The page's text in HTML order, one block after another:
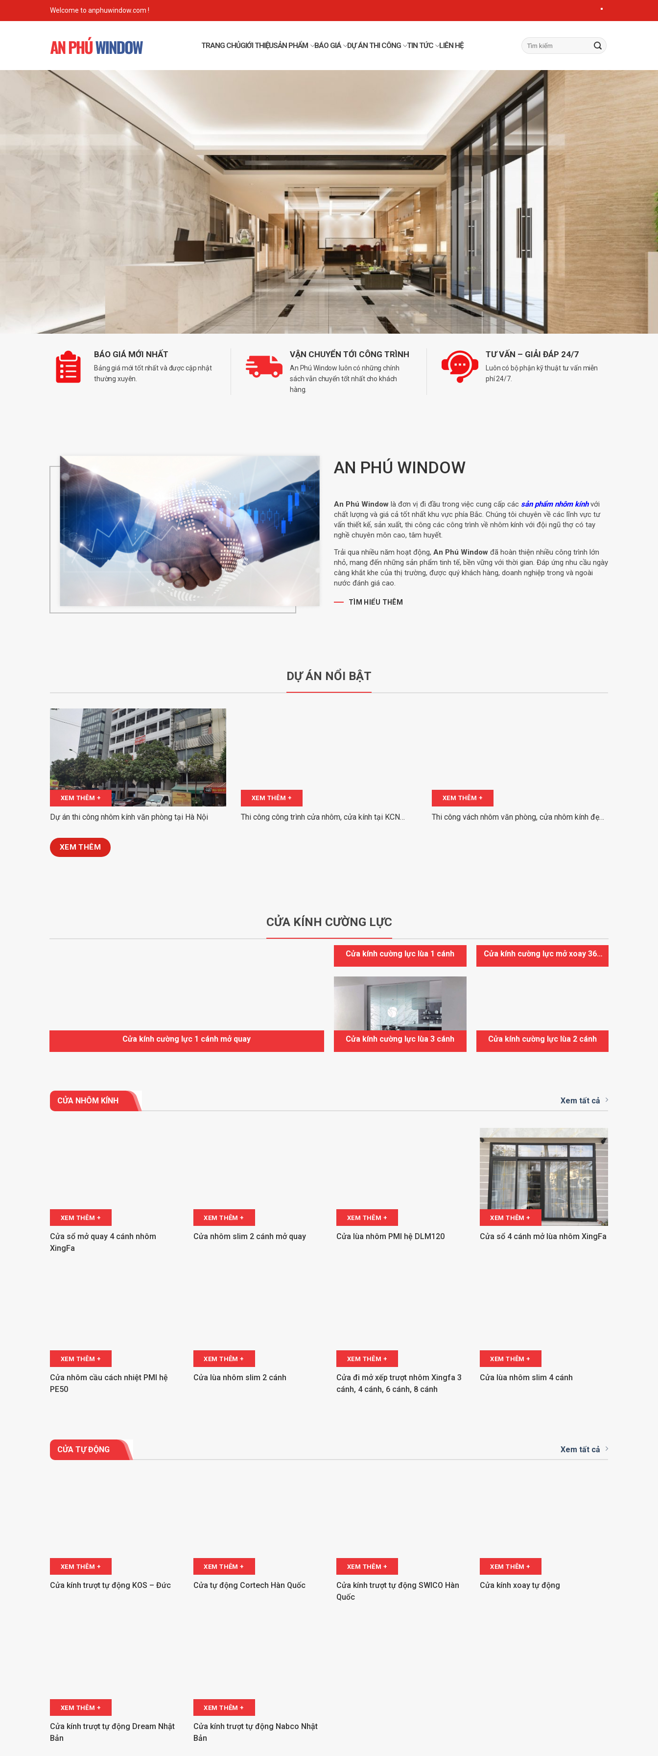
Welcome to anphuwindow.com !
TRANG CHỦGIỚI THIỆUSẢN PHẨM BÁO GIÁ DỰ ÁN THI CÔNG TIN TỨC LIÊN HỆ
BÁO GIÁ MỚI NHẤT
Bảng giá mới tốt nhất và được cập nhật
thường xuyên.
VẬN CHUYỂN TỚI CÔNG TRÌNH
An Phú Window luôn có những chính
sách vẫn chuyển tốt nhất cho khách
hàng.
TƯ VẤN – GIẢI ĐÁP 24/7
Luôn có bộ phận kỹ thuật tư vấn miễn
phí 24/7.
AN PHÚ WINDOW
An Phú Windowlà đơn vị đi đầu trong việc cung cấp các sản phẩm nhôm kính với
chất lượng và giá cả tốt nhất khu vực phía Bắc. Chúng tôi chuyên về các lĩnh vực tư
vấn thiết kế, sản xuất, thi công các công trình về nhôm kính với đội ngũ thợ có tay
nghề chuyên môn cao, tâm huyết.
Trải qua nhiều năm hoạt động, An Phú Windowđã hoàn thiện nhiều công trình lớn
nhỏ, mang đến những sản phẩm tinh tế, bền vững với thời gian. Đáp ứng nhu cầu ngày
càng khắt khe của thị trường, được quý khách hàng, doanh nghiệp trong và ngoài
nước đánh giá cao.
TÌM HIỂU THÊM
DỰ ÁN NỔI BẬT
Dự án thi công nhôm kính văn phòng tại Hà Nội
XEM THÊM +
Thi công công trình cửa nhôm, cửa kính tại KCN
XEM THÊM +
Thi công vách nhôm văn phòng, cửa nhôm kính đẹp
XEM THÊM +
XEM THÊM
CỬA KÍNH CƯỜNG LỰC
Cửa kính cường lực 1 cánh mở quay
Cửa kính cường lực lùa 1 cánh
Cửa kính cường lực mở xoay 360
Cửa kính cường lực lùa 3 cánh Cửa kính cường lực lùa 2 cánh
CỬA NHÔM KÍNH Xem tất cả
Cửa sổ mở quay 4 cánh nhôm
XingFa
XEM THÊM +
Cửa nhôm slim 2 cánh mở quay
XEM THÊM +
Cửa lùa nhôm PMI hệ DLM120
XEM THÊM +
Cửa sổ 4 cánh mở lùa nhôm XingFa
XEM THÊM +
Cửa nhôm cầu cách nhiệt PMI hệ
PE50
XEM THÊM +
Cửa lùa nhôm slim 2 cánh
XEM THÊM +
Cửa đi mở xếp trượt nhôm Xingfa 3
cánh, 4 cánh, 6 cánh, 8 cánh
XEM THÊM +
Cửa lùa nhôm slim 4 cánh
XEM THÊM +
CỬA TỰ ĐỘNG Xem tất cả
Cửa kính trượt tự động KOS – Đức
XEM THÊM +
Cửa tự động Cortech Hàn Quốc
XEM THÊM +
Cửa kính trượt tự động SWICO Hàn
Quốc
XEM THÊM +
Cửa kính xoay tự động
XEM THÊM +
Cửa kính trượt tự động Dream Nhật
Bản
XEM THÊM +
Cửa kính trượt tự động Nabco Nhật
Bản
XEM THÊM +